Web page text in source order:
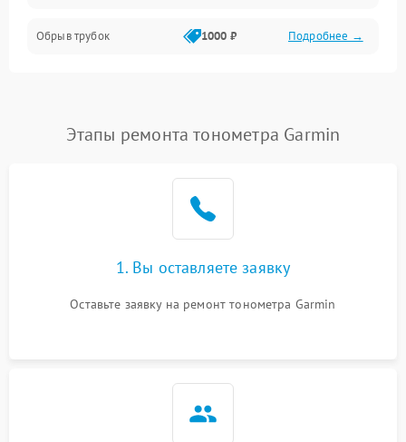
Обрыв трубок 1000 ₽ Подробнее →
Этапы ремонта тонометра Garmin
1. Вы оставляете заявку
Оставьте заявку на ремонт тонометра Garmin